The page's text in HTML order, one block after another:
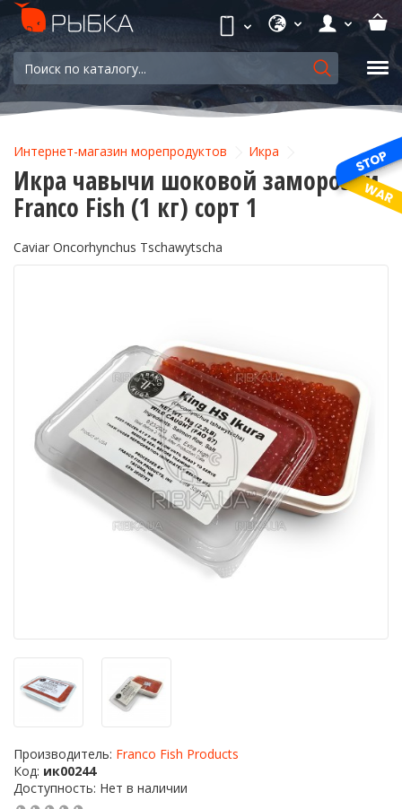
Интернет-магазин морепродуктов Икра
Икра чавычи шоковой заморозки
Franco Fish (1 кг) сорт 1
Caviar Oncorhynchus Tschawytscha
Производитель: Franco Fish Products
Код: ик00244
Доступность: Нет в наличии